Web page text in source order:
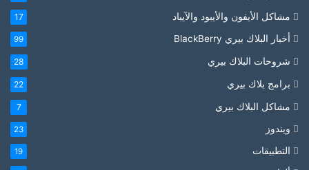
مشاكل الأيفون والأيبود والآيباد 17
أخبار البلاك بيري BlackBerry 99
شروحات البلاك بيري 28
برامج بلاك بيري 22
مشاكل البلاك بيري 7
ويندوز 23
التطبيقات 19